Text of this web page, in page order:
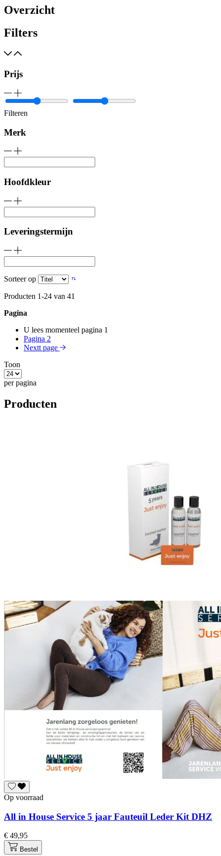
Overzicht
Filters
Prijs
Filteren
Merk
Hoofdkleur
Leveringstermijn
Sorteer op
Producten 1-24 van 41
Pagina
U lees momenteel pagina 1
Pagina 2
Nextt page
Toon
per pagina
Producten
Op voorraad
All in House Service 5 jaar Fauteuil Leder Kit DHZ
€ 49,95
Bestel